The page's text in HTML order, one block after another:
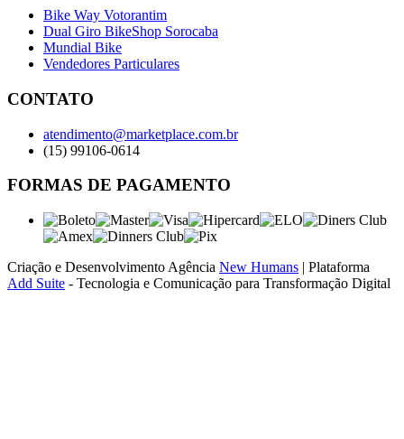
Bike Way Votorantim
Dual Giro BikeShop Sorocaba
Mundial Bike
Vendedores Particulares
CONTATO
atendimento@marketplace.com.br
(15) 99106-0614
FORMAS DE PAGAMENTO
Criação e Desenvolvimento Agência New Humans | Plataforma
Add Suite - Tecnologia e Comunicação para Transformação Digital